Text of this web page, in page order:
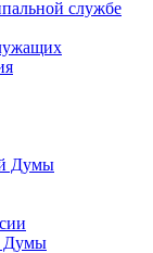
службе
Думы
Думы